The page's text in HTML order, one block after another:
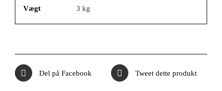
Vægt 3 kg
Del på Facebook Tweet dette produkt